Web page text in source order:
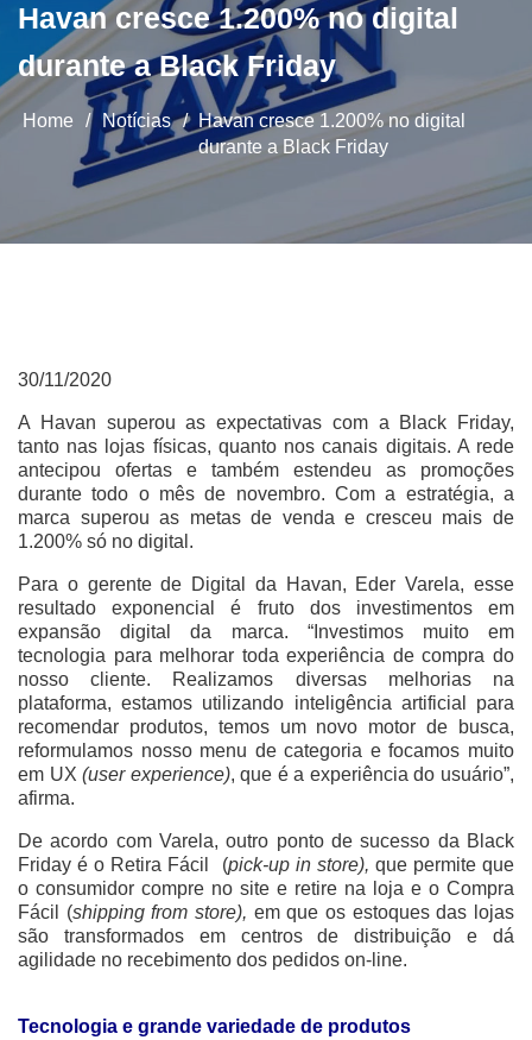
Havan cresce 1.200% no digital
durante a Black Friday
Home / Notícias /
Havan cresce 1.200% no digital
durante a Black Friday
30/11/2020
A Havan superou as expectativas com a Black Friday,
tanto nas lojas físicas, quanto nos canais digitais. A rede
antecipou ofertas e também estendeu as promoções
durante todo o mês de novembro. Com a estratégia, a
marca superou as metas de venda e cresceu mais de
1.200% só no digital.
Para o gerente de Digital da Havan, Eder Varela, esse
resultado exponencial é fruto dos investimentos em
expansão digital da marca. “Investimos muito em
tecnologia para melhorar toda experiência de compra do
nosso cliente. Realizamos diversas melhorias na
plataforma, estamos utilizando inteligência artificial para
recomendar produtos, temos um novo motor de busca,
reformulamos nosso menu de categoria e focamos muito
em UX(user experience), que é a experiência do usuário”,
afirma.
De acordo com Varela, outro ponto de sucesso da Black
Friday é o Retira Fácil (pick-up in store), que permite que
o consumidor compre no site e retire na loja e o Compra
Fácil (shipping from store), em que os estoques das lojas
são transformados em centros de distribuição e dá
agilidade no recebimento dos pedidos on-line.
Tecnologia e grande variedade de produtos